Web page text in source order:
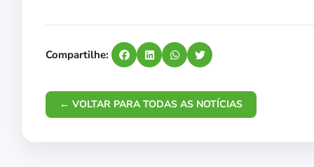
Compartilhe:
← VOLTAR PARA TODAS AS NOTÍCIAS